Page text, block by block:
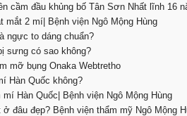
cầm đầu khủng bố Tân Sơn Nhất lĩnh 16
mắt 2 mí| Bệnh viện Ngô Mộng Hùng
ngực to dáng chuẩn?
sưng có sao không?
mỡ bụng Onaka Webtretho
Hàn Quốc không?
mí Hàn Quốc| Bệnh viện Ngô Mộng Hùng
đâu đẹp? Bệnh viện thẩm mỹ Ngô Mộng